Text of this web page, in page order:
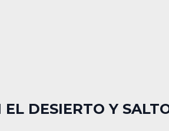
EL DESIERTO Y